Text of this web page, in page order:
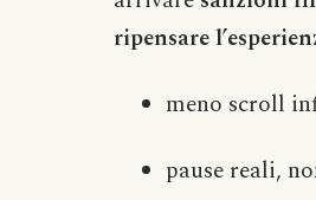
ripensare
meno scroll
pause reali,